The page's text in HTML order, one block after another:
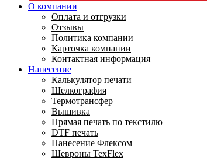
О компании
Оплата и отгрузки
Отзывы
Политика компании
Карточка компании
Контактная информация
Нанесение
Калькулятор печати
Шелкография
Термотрансфер
Вышивка
Прямая печать по текстилю
DTF печать
Нанесение Флексом
Шевроны TexFlex